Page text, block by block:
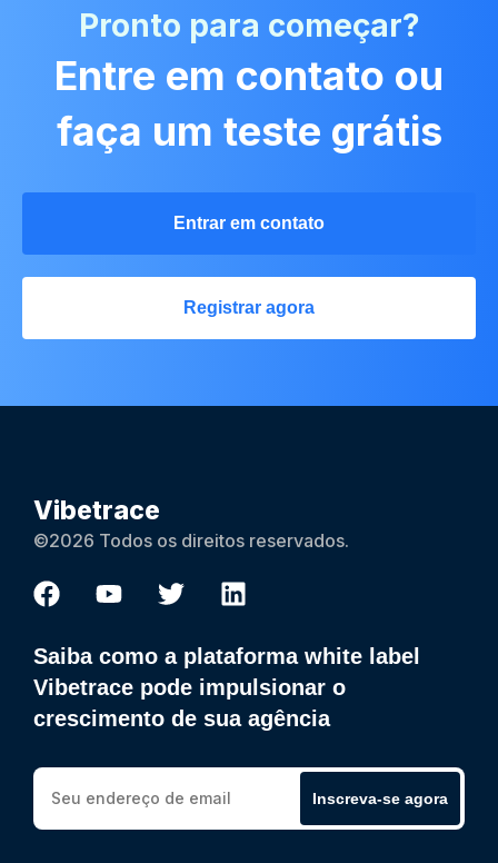
Pronto para começar?
Entre em contato ou
faça um teste grátis
Entrar em contato
Registrar agora
Vibetrace
©2026 Todos os direitos reservados.
Saiba como a plataforma white label
Vibetrace pode impulsionar o
crescimento de sua agência
Inscreva-se agora